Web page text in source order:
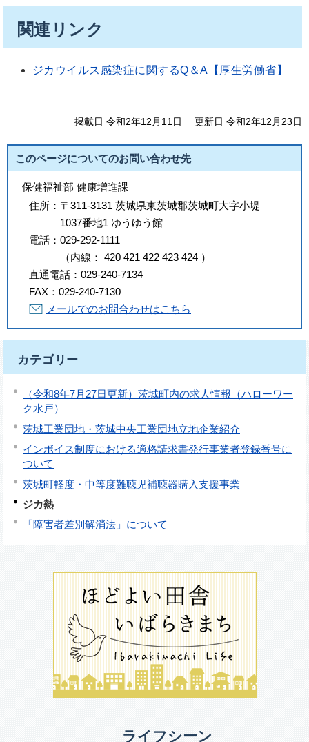
関連リンク
ジカウイルス感染症に関するQ＆A【厚生労働省】
掲載日 令和2年12月11日 更新日 令和2年12月23日
このページについてのお問い合わせ先
保健福祉部 健康増進課
住所： 〒311-3131 茨城県東茨城郡茨城町大字小堤
1037番地1 ゆうゆう館
電話： 029-292-1111
（内線 ： 420 421 422 423 424 ）
直通電話： 029-240-7134
FAX： 029-240-7130
メールでのお問合わせはこちら
カテゴリー
（令和8年7月27日更新）茨城町内の求人情報（ハローワー
ク水戸）
茨城工業団地・茨城中央工業団地立地企業紹介
インボイス制度における適格請求書発行事業者登録番号に
ついて
茨城町軽度・中等度難聴児補聴器購入支援事業
ジカ熱
「障害者差別解消法」について
ライフシーン